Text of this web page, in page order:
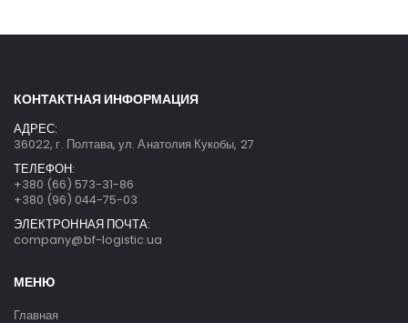
КОНТАКТНАЯ ИНФОРМАЦИЯ
АДРЕС:
36022, г. Полтава, ул. Анатолия Кукобы, 27
ТЕЛЕФОН:
+380 (66) 573-31-86
+380 (96) 044-75-03
ЭЛЕКТРОННАЯ ПОЧТА:
company@bf-logistic.ua
МЕНЮ
Главная